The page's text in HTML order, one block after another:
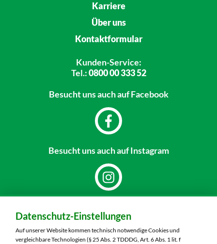
Karriere
Über uns
Kontaktformular
Kunden-Service:
Tel.:0800 00 333 52
Besucht unsauch auf Facebook
Besucht unsauch auf Instagram
MARKTKAUF Sonneberg-Hönbach
Neustadter Straße 199
96515 Sonneberg
Datenschutz-Einstellungen
Auf unserer Website kommen technisch notwendige Cookies und
vergleichbare Technologien (§ 25 Abs. 2 TDDDG, Art. 6 Abs. 1 lit. f